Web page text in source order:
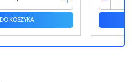
DO KOSZYKA